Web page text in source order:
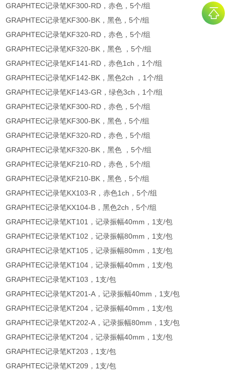
GRAPHTEC记录笔KF300-RD，赤色，5个/组
GRAPHTEC记录笔KF300-BK，黑色，5个/组
GRAPHTEC记录笔KF320-RD，赤色，5个/组
GRAPHTEC记录笔KF320-BK，黑色 ，5个/组
GRAPHTEC记录笔KF141-RD，赤色1ch，1个/组
GRAPHTEC记录笔KF142-BK，黑色2ch ，1个/组
GRAPHTEC记录笔KF143-GR，绿色3ch，1个/组
GRAPHTEC记录笔KF300-RD，赤色，5个/组
GRAPHTEC记录笔KF300-BK，黑色，5个/组
GRAPHTEC记录笔KF320-RD，赤色，5个/组
GRAPHTEC记录笔KF320-BK，黑色 ，5个/组
GRAPHTEC记录笔KF210-RD，赤色，5个/组
GRAPHTEC记录笔KF210-BK，黑色，5个/组
GRAPHTEC记录笔KX103-R，赤色1ch，5个/组
GRAPHTEC记录笔KX104-B，黑色2ch，5个/组
GRAPHTEC记录笔KT101，记录振幅40mm，1支/包
GRAPHTEC记录笔KT102，记录振幅80mm，1支/包
GRAPHTEC记录笔KT105，记录振幅80mm，1支/包
GRAPHTEC记录笔KT104，记录振幅40mm，1支/包
GRAPHTEC记录笔KT103，1支/包
GRAPHTEC记录笔KT201-A，记录振幅40mm，1支/包
GRAPHTEC记录笔KT204，记录振幅40mm，1支/包
GRAPHTEC记录笔KT202-A，记录振幅80mm，1支/包
GRAPHTEC记录笔KT204，记录振幅40mm，1支/包
GRAPHTEC记录笔KT203，1支/包
GRAPHTEC记录笔KT209，1支/包